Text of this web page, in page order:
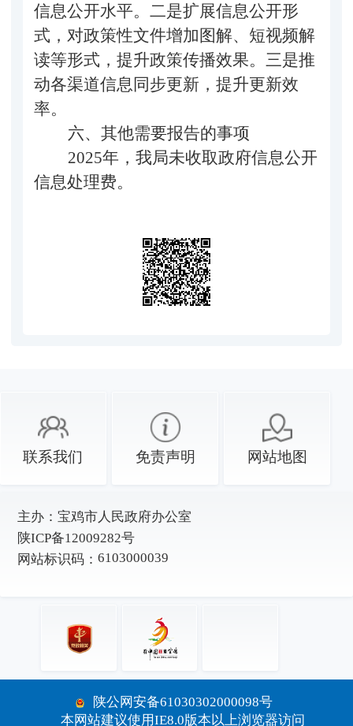
信息公开水平。 二是扩展信息公开形
式，对政策性文件增加图解、短视频解
读等形式，提升政策传播效果。三是推
动各渠道信息同步更新，提升更新效
率。
六、其他需要报告的事项
2025年， 我局未收取政府信息公开
信息处理费。
联系我们 免责声明 网站地图
主办： 宝鸡市人民政府办公室
陕ICP备12009282号
网站标识码： 6103000039
陕公网安备61030302000098号
本网站建议使用IE8.0版本以上浏览器访问